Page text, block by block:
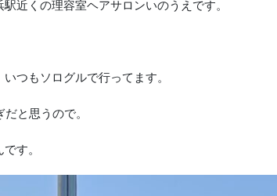
近くの理容室ヘアサロンいのうえです。
つもソログルで行ってます。
と思うので。
です。